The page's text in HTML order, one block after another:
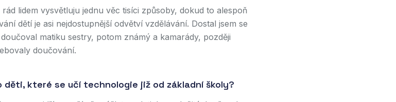
lidem vysvětluju jednu věc tisíci způsoby, dokud to alespoň
dětí je asi nejdostupnější odvětví vzdělávání. Dostal jsem se
matiku sestry, potom známý a kamarády, později
doučování.
děti, které se učí technologie již od základní školy?